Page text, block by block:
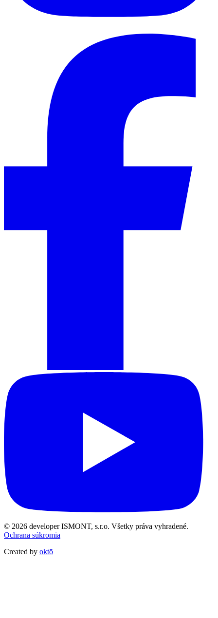
© 2026 developer ISMONT, s.r.o. Všetky práva vyhradené.
Ochrana súkromia
Created by oktō